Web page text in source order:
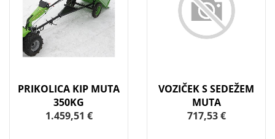
PRIKOLICA KIP MUTA
350KG
1.459,51 €
VOZIČEK S SEDEŽEM
MUTA
717,53 €